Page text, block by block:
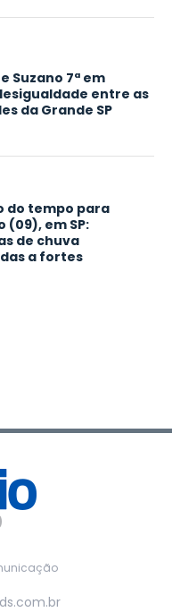
e Suzano 7ª em
entre as
da Grande SP
do tempo para
(09), em SP:
de chuva
a fortes